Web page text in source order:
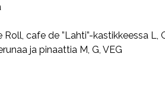
cafe de ”Lahti”-kastikkeessa L,
ja pinaattia M, G, VEG